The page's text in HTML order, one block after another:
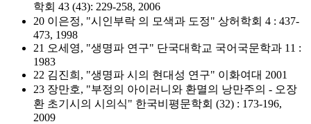
학회 43 (43): 229-258, 2006
20 이은정, "시인부락 의 모색과 도정" 상허학회 4 : 437-
473, 1998
21 오세영, "생명파 연구" 단국대학교 국어국문학과 11 :
1983
22 김진희, "생명파 시의 현대성 연구" 이화여대 2001
23 장만호, "부정의 아이러니와 환멸의 낭만주의 - 오장
환 초기시의 시의식" 한국비평문학회 (32) : 173-196,
2009